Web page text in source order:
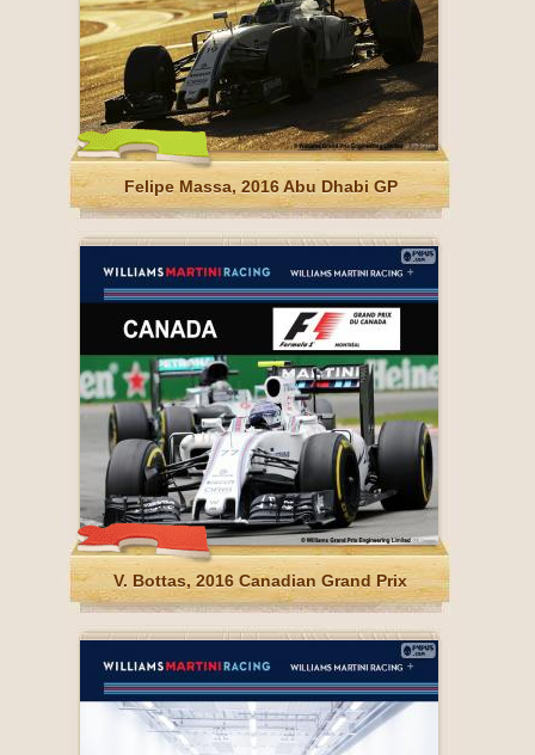
Felipe Massa, 2016 Abu Dhabi GP
V. Bottas, 2016 Canadian Grand Prix